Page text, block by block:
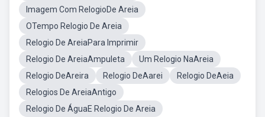
Imagem Com RelogioDe Areia
OTempo Relogio De Areia
Relogio De AreiaPara Imprimir
Relogio De AreiaAmpuleta
Um Relogio NaAreia
Relogio DeAreira
Relogio DeAarei
Relogio DeAeia
Relogios De AreiaAntigo
Relogio De ÁguaE Relogio De Areia